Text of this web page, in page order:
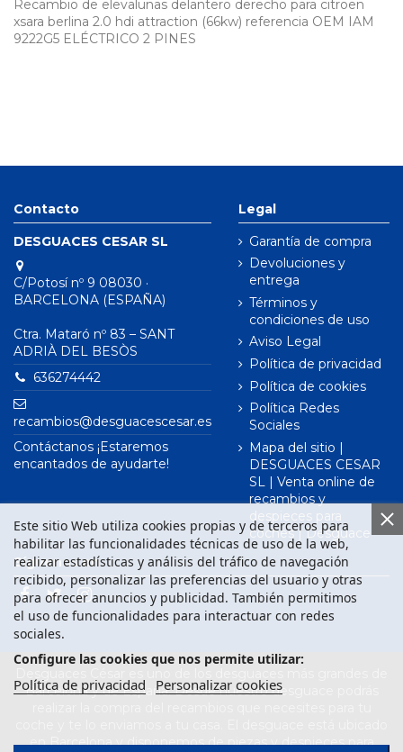
Recambio de elevalunas delantero derecho para citroën
xsara berlina 2.0 hdi attraction (66kw) referencia OEM IAM
9222G5 ELÉCTRICO 2 PINES
Contacto
DESGUACES CESAR SL
C/Potosí nº 9 08030 ·
BARCELONA (ESPAÑA)
Ctra. Mataró nº 83 – SANT
ADRIÀ DEL BESÒS
636274442
recambios@desguacescesar.es
Contáctanos ¡Estaremos
encantados de ayudarte!
Legal
Garantía de compra
Devoluciones y
entrega
Términos y
condiciones de uso
Aviso Legal
Política de privacidad
Política de cookies
Política Redes
Sociales
Mapa del sitio |
DESGUACES CESAR
SL | Venta online de
recambios y
despieces para
coches | Desguace
Este sitio Web utiliza cookies propias y de terceros para
habilitar las funcionalidades técnicas de uso de la web,
realizar estadísticas y análisis del tráfico de navegación
recibido, personalizar las preferencias del usuario y otras
para ofrecer anuncios y publicidad. También permitimos
el uso de funcionalidades para interactuar con redes
sociales.
Configure las cookies que nos permite utilizar:
Política de privacidad Personalizar cookies
Síguenos en
Barcelona y de España. Desde nuestro desguace podrás
en Barcelona y disponemos de piezas y despieces para